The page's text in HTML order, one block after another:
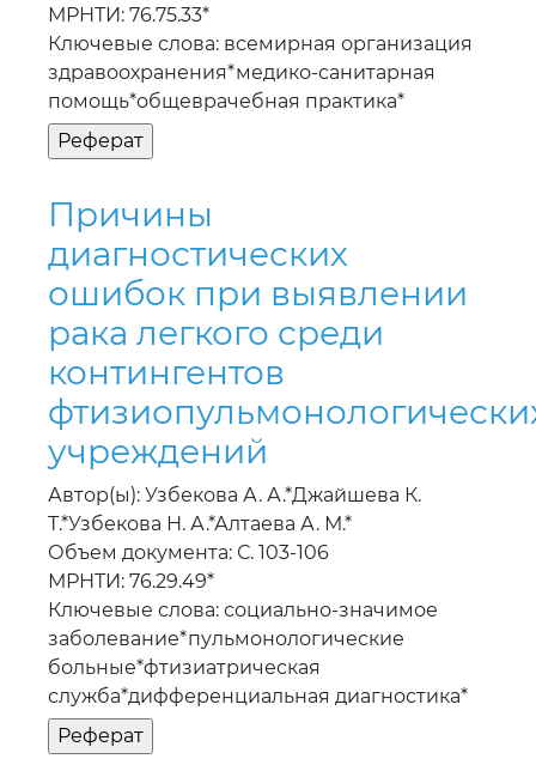
помощь*общеврачебная практика*
Причины
диагностических
ошибок при выявлении
рака легкого среди
контингентов
учреждений
Автор(ы): Узбекова А. А.*Джайшева К.
Т.*Узбекова Н. А.*Алтаева А. М.*
Объем документа: С. 103-106
МРНТИ: 76.29.49*
Ключевые слова: социально-значимое
заболевание*пульмонологические
больные*фтизиатрическая
служба*дифференциальная диагностика*
Эпидемиология и